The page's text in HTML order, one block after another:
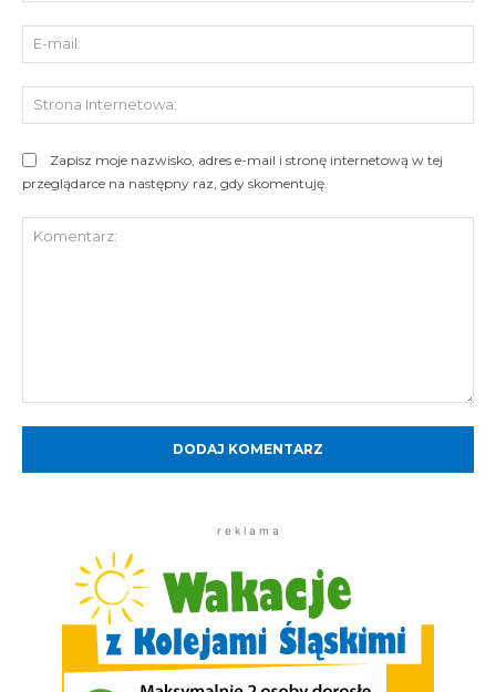
Zapisz moje nazwisko, adres e-mail i stronę internetową w tej
przeglądarce na następny raz, gdy skomentuję.
r e k l a m a